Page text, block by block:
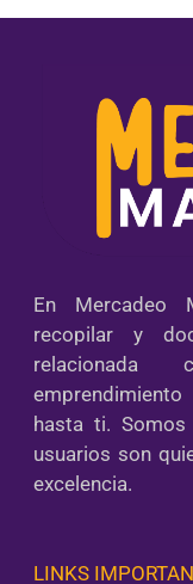
En Mercadeo
recopilar y
relacionada
hasta ti.
usuarios son
excelencia.
LINKS